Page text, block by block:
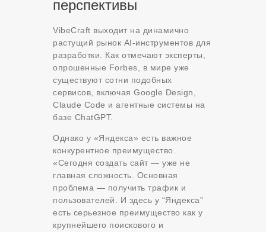
перспективы
VibeCraft выходит на динамично
растущий рынок AI-инструментов для
разработки. Как отмечают эксперты,
опрошенные Forbes, в мире уже
существуют сотни подобных
сервисов, включая Google Design,
Claude Code и агентные системы на
базе ChatGPT.
Однако у «Яндекса» есть важное
конкурентное преимущество.
«Сегодня создать сайт — уже не
главная сложность. Основная
проблема — получить трафик и
пользователей. И здесь у “Яндекса”
есть серьезное преимущество как у
крупнейшего поискового и